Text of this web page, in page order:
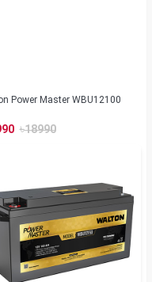
Power Master WBU12100
৳18990